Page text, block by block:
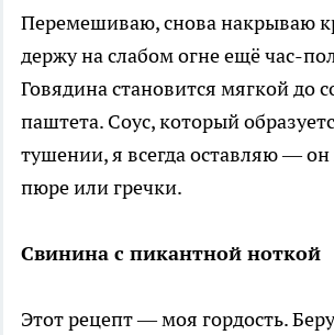
Перемешиваю, снова накрываю
держу на слабом огне ещё час-
Говядина становится мягкой до
паштета. Соус, который
тушении, я всегда оставляю — он
пюре или гречки.
Свинина с пикантной ноткой
Этот рецепт — моя гордость.